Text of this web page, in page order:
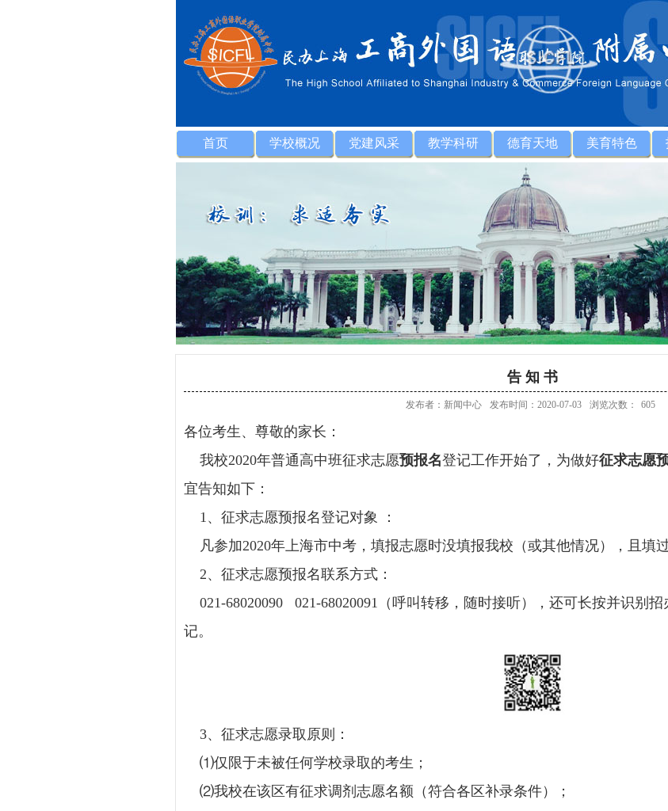
首页 学校概况 党建风采 教学科研 德育天地 美育特色
告 知 书
发布者：新闻中心 发布时间：2020-07-03 浏览次数： 605
各位考生、尊敬的家长：
我校2020年普通高中班征求志愿预报名登记工作开始了，为做好征求志愿
宜告知如下：
1、征求志愿预报名登记对象 ：
凡参加2020年上海市中考，填报志愿时没填报我校（或其他情况），且填
2、征求志愿预报名联系方式：
021-68020090 021-68020091（呼叫转移，随时接听），还可长按并识别
记。
3、征求志愿录取原则：
⑴仅限于未被任何学校录取的考生；
⑵我校在该区有征求调剂志愿名额（符合各区补录条件）；